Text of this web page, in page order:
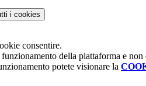
i cookies
consentire.
della piattaforma e
potete visionare la